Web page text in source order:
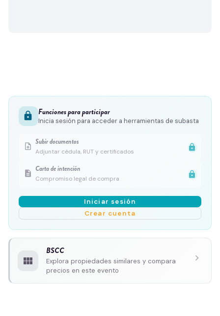
lock Funciones para participar
Inicia sesión para acceder a herramientas de subasta
upload_file Subir documentos
Adjuntar cédula, RUT y certificados
lock
description Carta de intención
Compromiso legal de compra
lock
Iniciar sesión
Crear cuenta
view_module
BSCC
Explora propiedades similares y compara
precios en este evento
chevron_right